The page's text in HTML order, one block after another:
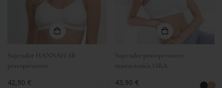
Sujetador HANNAH SB
postoperatorio
Precio
42,90 €
Sujetador postoperatorio
mastectomía ISRA
Precio
43,90 €